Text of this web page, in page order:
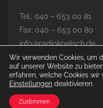
Tel.: 040 – 653 00 81
Fax: 040 – 653 00 80
info@radiokoelsch.de
© 2020-2026
Wir verwenden Cookies, um
auf unserer Website zu
erfahren, welche Cookies wir
Einstellungen deaktivieren.
Zustimmen